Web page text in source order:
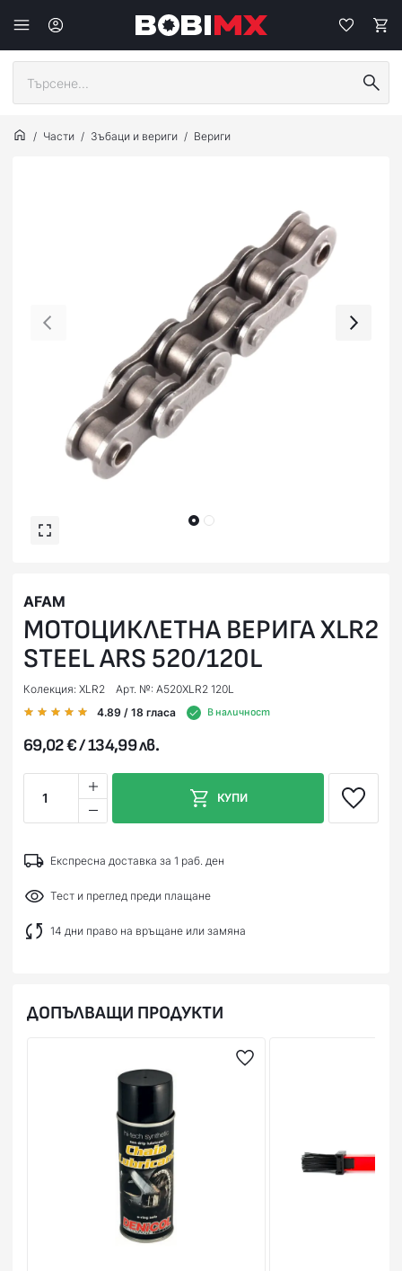
Части Зъбаци и вериги Вериги
AFAM
МОТОЦИКЛЕТНА ВЕРИГА XLR2
STEEL ARS 520/120L
Колекция: XLR2
Арт. №: A520XLR2 120L
4.89 / 18 гласа В наличност
69,02 € / 134,99 лв.
1 КУПИ
Експресна доставка за 1 раб. ден
Тест и преглед преди плащане
14 дни право на връщане или замяна
ДОПЪЛВАЩИ ПРОДУКТИ